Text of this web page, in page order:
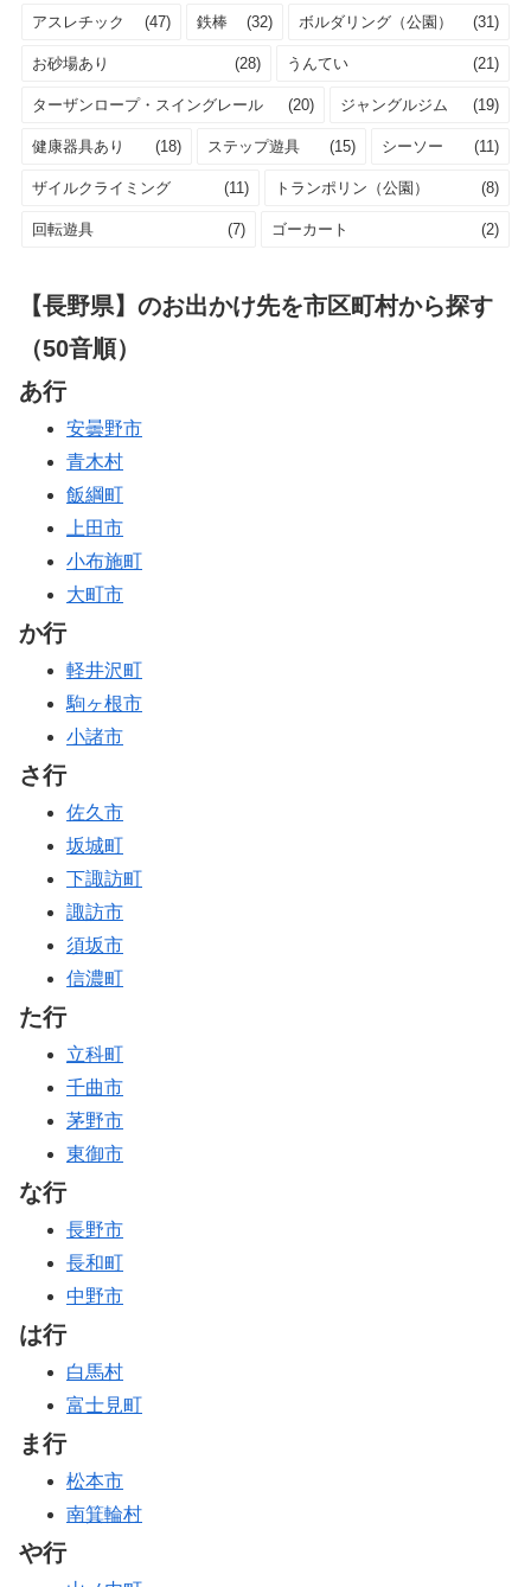
アスレチック (47) 鉄棒 (32) ボルダリング（公園） (31)
お砂場あり (28) うんてい (21)
ターザンロープ・スイングレール (20) ジャングルジム (19)
健康器具あり (18) ステップ遊具 (15) シーソー (11)
ザイルクライミング (11) トランポリン（公園） (8)
回転遊具 (7) ゴーカート (2)
【長野県】のお出かけ先を市区町村から探す
（50音順）
あ行
安曇野市
青木村
飯綱町
上田市
小布施町
大町市
か行
軽井沢町
駒ヶ根市
小諸市
さ行
佐久市
坂城町
下諏訪町
諏訪市
須坂市
信濃町
た行
立科町
千曲市
茅野市
東御市
な行
長野市
長和町
中野市
は行
白馬村
富士見町
ま行
松本市
南箕輪村
や行